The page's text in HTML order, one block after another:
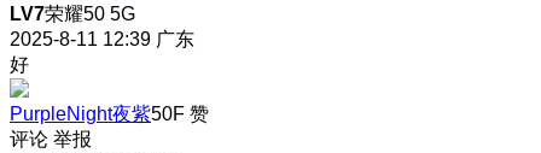
LV7荣耀50 5G
2025-8-11 12:39 广东
好
PurpleNight夜紫50F 赞
评论 举报